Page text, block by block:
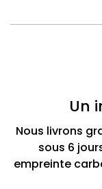
Un
Nous livrons
sous 6
empreinte